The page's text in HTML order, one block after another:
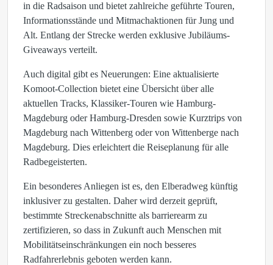
in die Radsaison und bietet zahlreiche geführte Touren,
Informationsstände und Mitmachaktionen für Jung und
Alt. Entlang der Strecke werden exklusive Jubiläums-
Giveaways verteilt.
Auch digital gibt es Neuerungen: Eine aktualisierte
Komoot-Collection bietet eine Übersicht über alle
aktuellen Tracks, Klassiker-Touren wie Hamburg-
Magdeburg oder Hamburg-Dresden sowie Kurztrips von
Magdeburg nach Wittenberg oder von Wittenberge nach
Magdeburg. Dies erleichtert die Reiseplanung für alle
Radbegeisterten.
Ein besonderes Anliegen ist es, den Elberadweg künftig
inklusiver zu gestalten. Daher wird derzeit geprüft,
bestimmte Streckenabschnitte als barrierearm zu
zertifizieren, so dass in Zukunft auch Menschen mit
Mobilitätseinschränkungen ein noch besseres
Radfahrerlebnis geboten werden kann.